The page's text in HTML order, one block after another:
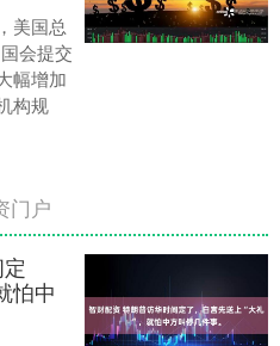
美国总
会提交
幅增加
构规
门户
怕中